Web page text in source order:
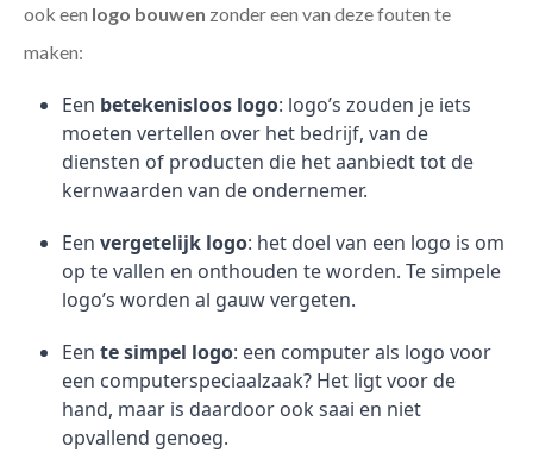
ook een logo bouwen zonder een van deze fouten te
maken:
Een betekenisloos logo: logo’s zouden je iets
moeten vertellen over het bedrijf, van de
diensten of producten die het aanbiedt tot de
kernwaarden van de ondernemer.
Een vergetelijk logo: het doel van een logo is om
op te vallen en onthouden te worden. Te simpele
logo’s worden al gauw vergeten.
Een te simpel logo: een computer als logo voor
een computerspeciaalzaak? Het ligt voor de
hand, maar is daardoor ook saai en niet
opvallend genoeg.